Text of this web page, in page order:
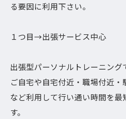
る要因に利用下さい。
１つ目→出張サービス中心
出張型パーソナルトレーニング
ご自宅や自宅付近・職場付近・
など利用して行い通い時間を
す。